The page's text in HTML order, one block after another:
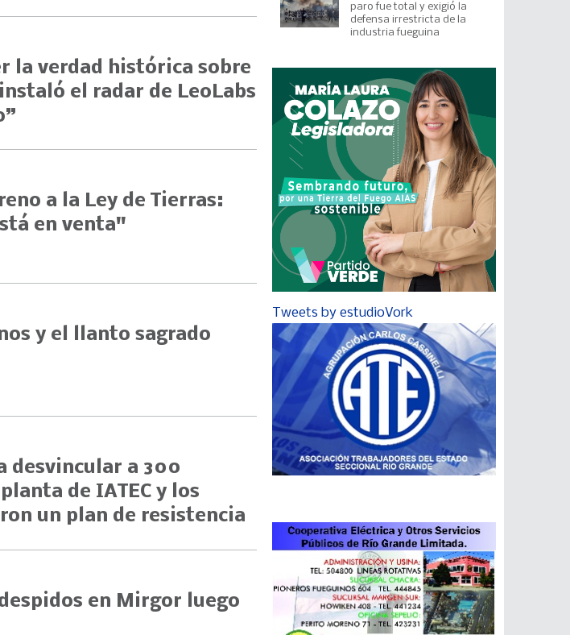
la verdad histórica sobre
el radar de LeoLabs
a la Ley de Tierras:
en venta"
y el llanto sagrado
desvincular a 300
de IATEC y los
un plan de resistencia
en Mirgor luego
paro fue total y exigió la
defensa irrestricta de la
industria fueguina
Tweets by estudioVork